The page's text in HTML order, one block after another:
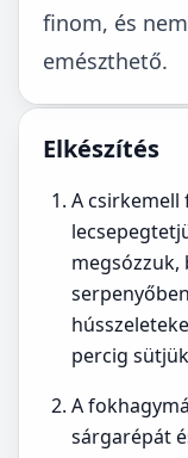
finom, és
emészthető.
Elkészítés
A csirkemell
megsózzuk,
percig
A
sárgarépát